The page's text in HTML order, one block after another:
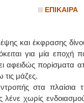
ΕΠΙΚΑΙΡΑ
και έκφρασης
για μία εποχή
αφειδώς πορίσματα
τις μάζες.
στα πλαίσια
χωρίς